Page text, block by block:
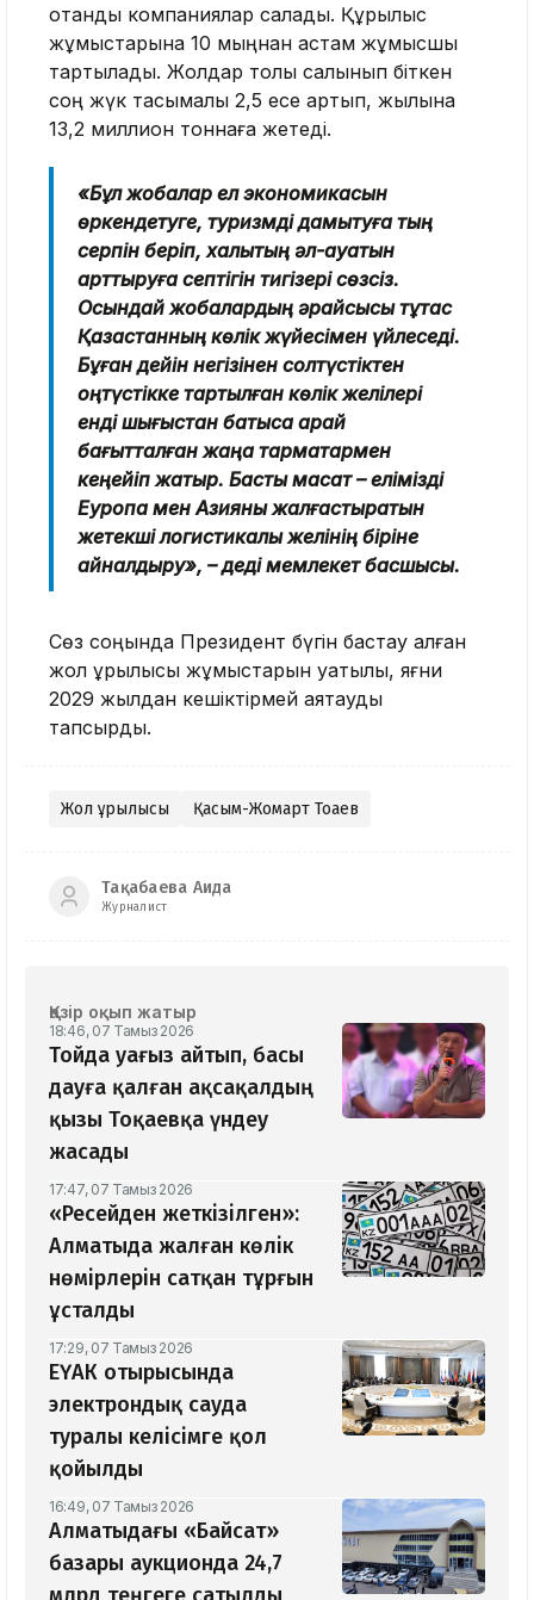
отандық компаниялар салады. Құрылыс
жұмыстарына 10 мыңнан астам жұмысшы
тартылады. Жолдар толық салынып біткен
соң жүк тасымалы 2,5 есе артып, жылына
13,2 миллион тоннаға жетеді.
«Бұл жобалар ел экономикасын
өркендетуге, туризмді дамытуға тың
серпін беріп, халықтың әл-ауқатын
арттыруға септігін тигізері сөзсіз.
Осындай жобалардың әрқайсысы тұтас
Қазақстанның көлік жүйесімен үйлеседі.
Бұған дейін негізінен солтүстіктен
оңтүстікке тартылған көлік желілері
енді шығыстан батысқа қарай
бағытталған жаңа тармақтармен
кеңейіп жатыр. Басты мақсат – елімізді
Еуропа мен Азияны жалғастыратын
жетекші логистикалық желінің біріне
айналдыру», – деді мемлекет басшысы.
Сөз соңында Президент бүгін бастау алған
жол құрылысы жұмыстарын уақтылы, яғни
2029 жылдан кешіктірмей аяқтауды
тапсырды.
Жол құрылысы Қасым-Жомарт Тоқаев
Тақабаева Аида
Журналист
Қазір оқып жатыр
18:46, 07 Тамыз 2026
Тойда уағыз айтып, басы
дауға қалған ақсақалдың
қызы Тоқаевқа үндеу
жасады
17:47, 07 Тамыз 2026
«Ресейден жеткізілген»:
Алматыда жалған көлік
нөмірлерін сатқан тұрғын
ұсталды
17:29, 07 Тамыз 2026
ЕҮАК отырысында
электрондық сауда
туралы келісімге қол
қойылды
16:49, 07 Тамыз 2026
Алматыдағы «Байсат»
базары аукционда 24,7